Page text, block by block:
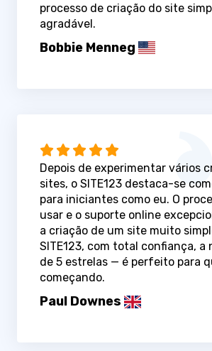
processo de criação do site
agradável.
Bobbie Menneg
Depois de experimentar vários
sites, o SITE123 destaca-se
para iniciantes como eu. O
usar e o suporte online
a criação de um site muito
SITE123, com total confiança, a
de 5 estrelas — é perfeito para
começando.
Paul Downes